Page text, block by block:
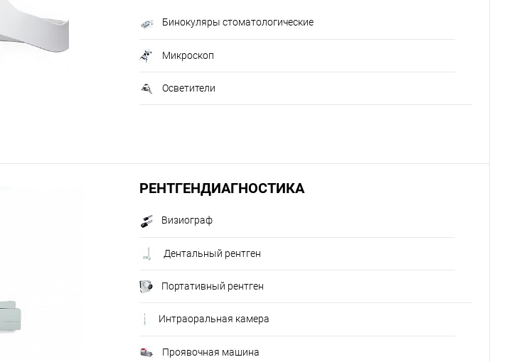
Бинокуляры стоматологические
Микроскоп
Осветители
РЕНТГЕНДИАГНОСТИКА
Визиограф
Дентальный рентген
Портативный рентген
Интраоральная камера
Проявочная машина